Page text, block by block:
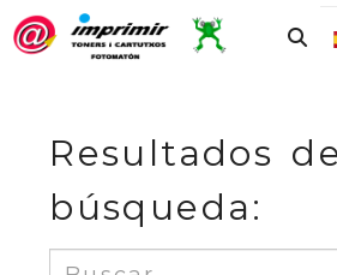
Resultados
búsqueda: